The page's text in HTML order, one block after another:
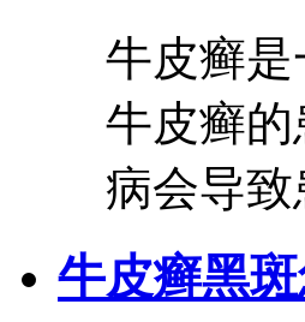
牛皮癣
牛皮癣
病会导致
牛皮癣黑